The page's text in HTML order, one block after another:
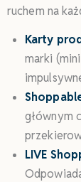
ruchem na
Karty
marki
głównym
LIVE